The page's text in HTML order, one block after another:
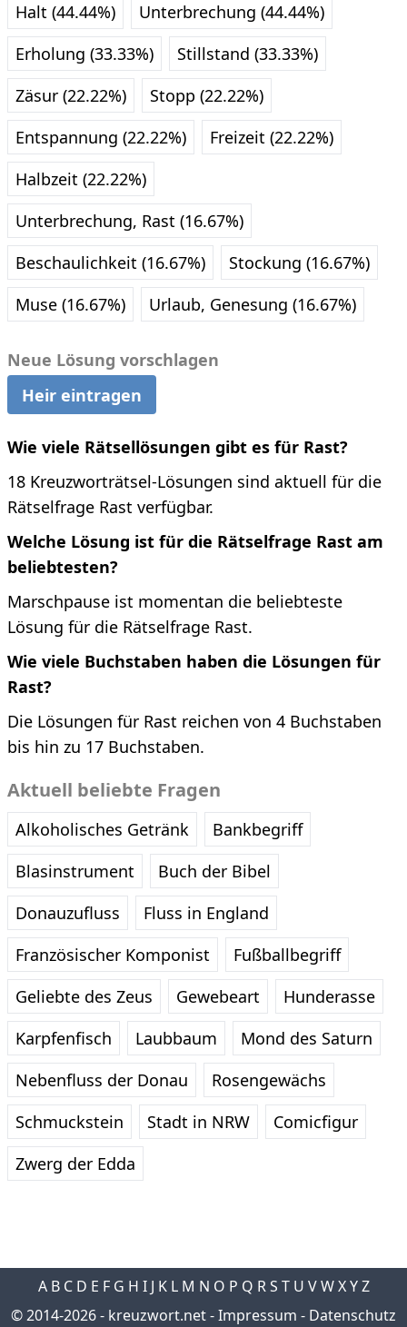
Halt (44.44%)
Unterbrechung (44.44%)
Erholung (33.33%)
Stillstand (33.33%)
Zäsur (22.22%)
Stopp (22.22%)
Entspannung (22.22%)
Freizeit (22.22%)
Halbzeit (22.22%)
Unterbrechung, Rast (16.67%)
Beschaulichkeit (16.67%)
Stockung (16.67%)
Muse (16.67%)
Urlaub, Genesung (16.67%)
Neue Lösung vorschlagen
Heir eintragen
Wie viele Rätsellösungen gibt es für Rast?
18 Kreuzworträtsel-Lösungen sind aktuell für die
Rätselfrage Rast verfügbar.
Welche Lösung ist für die Rätselfrage Rast am
beliebtesten?
Marschpause ist momentan die beliebteste
Lösung für die Rätselfrage Rast.
Wie viele Buchstaben haben die Lösungen für
Rast?
Die Lösungen für Rast reichen von 4 Buchstaben
bis hin zu 17 Buchstaben.
Aktuell beliebte Fragen
Alkoholisches Getränk
Bankbegriff
Blasinstrument
Buch der Bibel
Donauzufluss
Fluss in England
Französischer Komponist
Fußballbegriff
Geliebte des Zeus
Gewebeart
Hunderasse
Karpfenfisch
Laubbaum
Mond des Saturn
Nebenfluss der Donau
Rosengewächs
Schmuckstein
Stadt in NRW
Comicfigur
Zwerg der Edda
A B C D E F G H I J K L M N O P Q R S T U V W X Y Z
© 2014-2026 - kreuzwort.net-Impressum - Datenschutz